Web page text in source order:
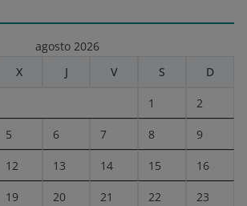
agosto 2026
X J V S D
1 2
5 6 7 8 9
12 13 14 15 16
19 20 21 22 23